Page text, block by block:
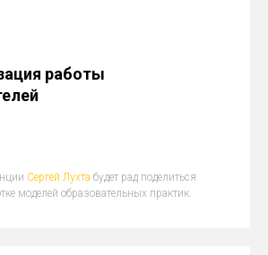
работы
Сергей Лухта будет рад поделиться
моделей образовательных практик.